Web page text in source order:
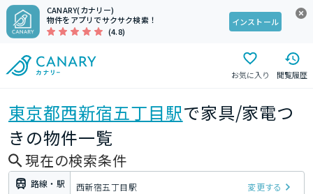
CANARY(カナリー)
物件をアプリでサクサク検索！
(4.8)
インストール
お気に入り 閲覧履歴
東京都西新宿五丁目駅で家具/家電つ
きの物件一覧
現在の検索条件
路線・駅 西新宿五丁目駅 変更する